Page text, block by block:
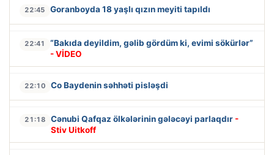
22:45 Goranboyda 18 yaşlı qızın meyiti tapıldı
22:41
“Bakıda deyildim, gəlib gördüm ki, evimi sökürlər”
- VİDEO
22:10 Co Baydenin səhhəti pisləşdi
21:18 Cənubi Qafqaz ölkələrinin gələcəyi parlaqdır -
Stiv Uitkoff